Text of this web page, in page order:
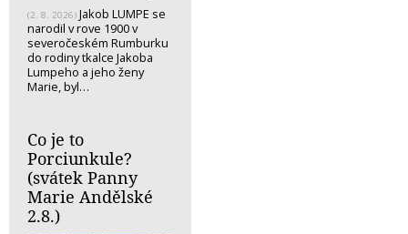
(2. 8. 2026) Jakob LUMPE se
narodil v rove 1900 v
severočeském Rumburku
do rodiny tkalce Jakoba
Lumpeho a jeho ženy
Marie, byl…
Co je to
Porciunkule?
(svátek Panny
Marie Andělské
2.8.)